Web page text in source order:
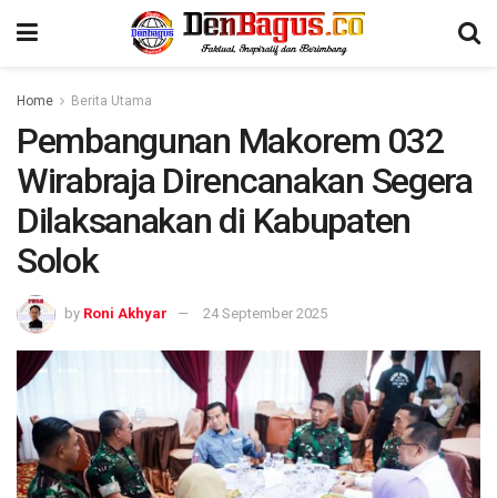
Home Berita Utama
Pembangunan Makorem 032
Wirabraja Direncanakan Segera
Dilaksanakan di Kabupaten
Solok
by Roni Akhyar 24 September 2025